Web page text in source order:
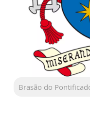
Brasão do